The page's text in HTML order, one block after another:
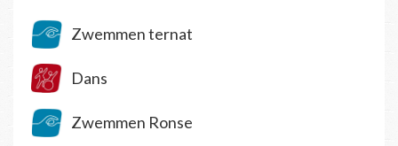
Zwemmen ternat
Dans
Zwemmen Ronse